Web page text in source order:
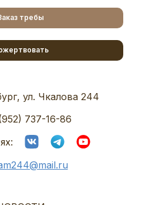
требы
ул. Чкалова 244
737-16-86